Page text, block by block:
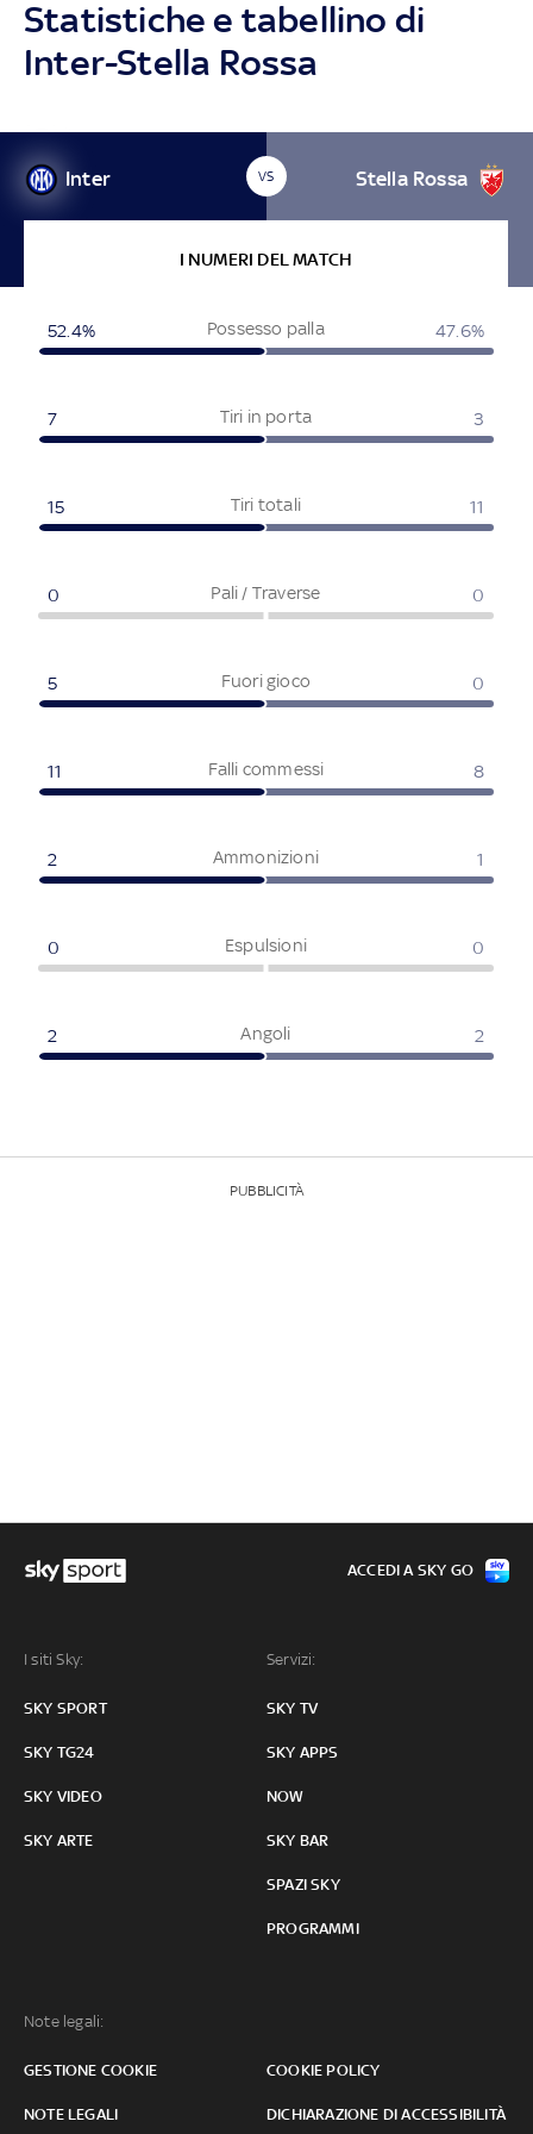
Statistiche e tabellino di
Inter-Stella Rossa
Inter VS Stella Rossa
I NUMERI DEL MATCH
Possesso palla
52.4% 47.6%
Tiri in porta
7 3
Tiri totali
15 11
Pali / Traverse
0 0
Fuori gioco
5 0
Falli commessi
11 8
Ammonizioni
2 1
Espulsioni
0 0
Angoli
2 2
PUBBLICITÀ
I siti Sky:
SKY SPORT
SKY TG24
SKY VIDEO
SKY ARTE
Servizi:
SKY TV
SKY APPS
NOW
SKY BAR
SPAZI SKY
PROGRAMMI
Note legali:
GESTIONE COOKIE COOKIE POLICY
NOTE LEGALI DICHIARAZIONE DI ACCESSIBILITÀ
ACCEDI A SKY GO